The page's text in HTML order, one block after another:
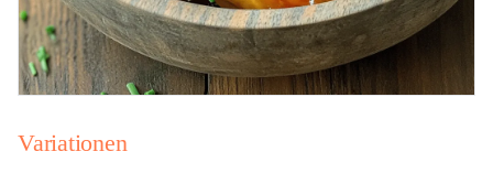
Variationen